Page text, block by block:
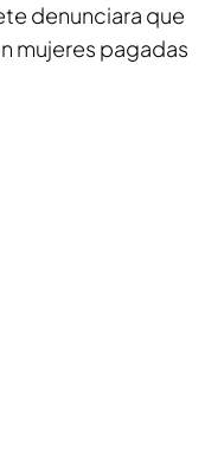
denunciara que
mujeres pagadas